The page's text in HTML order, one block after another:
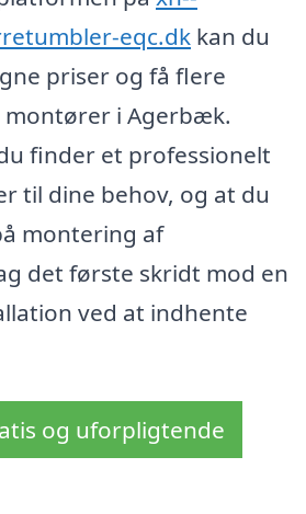
eqc.dk kan du
priser og få flere
i Agerbæk.
finder et professionelt
til dine behov, og at du
montering af
det første skridt mod en
ved at indhente
og uforpligtende